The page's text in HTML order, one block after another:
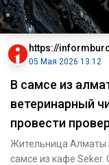
https://
05 Мая 2026 13:12
В самсе из
ветеринарный
провести
Жительница Алматы
самсе из кафе Seker.